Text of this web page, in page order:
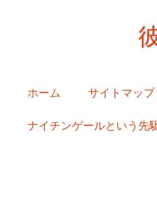
Main menu
Skip
to
ホーム サイトマップ
ナイチンゲールという先